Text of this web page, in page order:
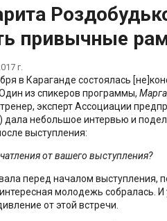
привычные
г.
в Караганде состоялась
из спикеров программы,
эксперт Ассоциации
дала небольшое интервью и
выступления:
от вашего выступления?
перед началом выступления,
молодежь собралась. И
от этой встречи.